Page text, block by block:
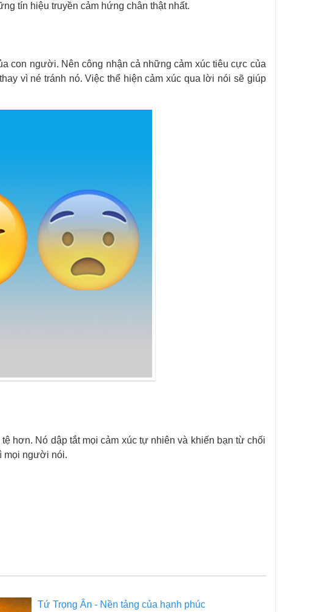
tín hiệu truyền cảm hứng chân thật nhất.
con người. Nên công nhận cả những cảm xúc tiêu cực của
vì né tránh nó. Việc thể hiện cảm xúc qua lời nói sẽ giúp
hơn. Nó dập tắt mọi cảm xúc tự nhiên và khiến bạn từ chối
mọi người nói.
Tứ Trọng Ân - Nền tảng của hạnh phúc